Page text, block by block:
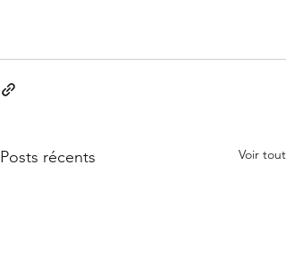
Posts récents Voir tout